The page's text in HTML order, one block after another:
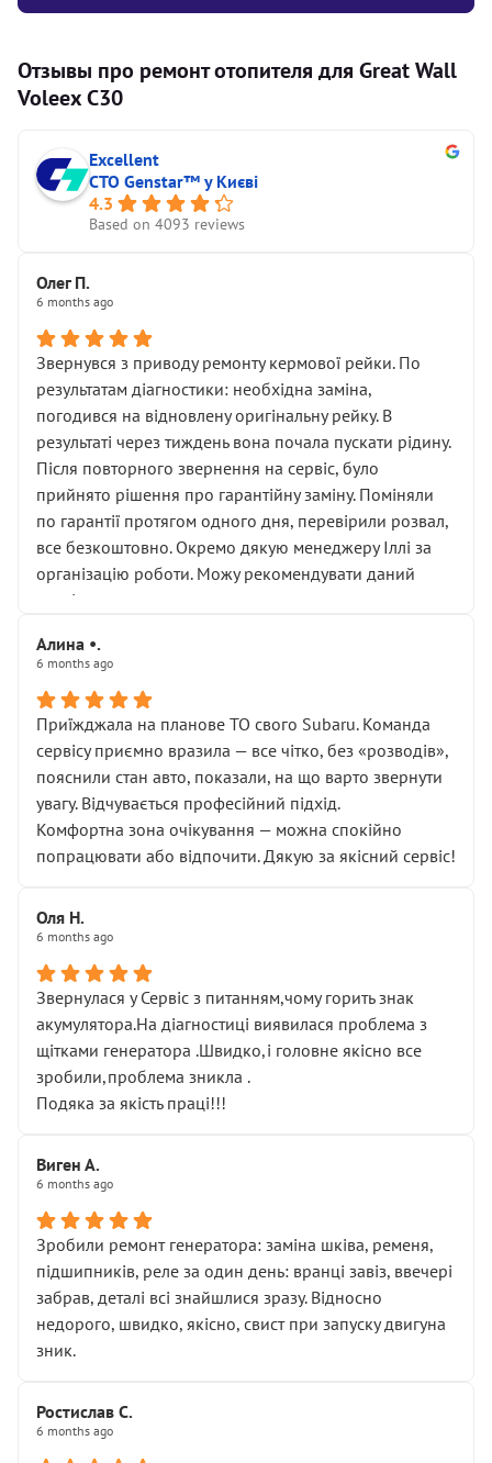
Отзывы про ремонт отопителя для Great Wall
Voleex C30
Excellent
СТО Genstar™ у Києві
4.3
Based on 4093 reviews
Олег П.
6 months ago
Звернувся з приводу ремонту кермової рейки. По
результатам діагностики: необхідна заміна,
погодився на відновлену оригінальну рейку. В
результаті через тиждень вона почала пускати рідину.
Після повторного звернення на сервіс, було
прийнято рішення про гарантійну заміну. Поміняли
по гарантії протягом одного дня, перевірили розвал,
все безкоштовно. Окремо дякую менеджеру Іллі за
організацію роботи. Можу рекомендувати даний
сервіс.
Алина •.
6 months ago
Приїжджала на планове ТО свого Subaru. Команда
сервісу приємно вразила — все чітко, без «розводів»,
пояснили стан авто, показали, на що варто звернути
увагу. Відчувається професійний підхід.
Комфортна зона очікування — можна спокійно
попрацювати або відпочити. Дякую за якісний сервіс!
Оля Н.
6 months ago
Звернулася у Сервіс з питанням,чому горить знак
акумулятора.На діагностиці виявилася проблема з
щітками генератора .Швидко,і головне якісно все
зробили,проблема зникла .
Подяка за якість праці!!!
Виген А.
6 months ago
Зробили ремонт генератора: заміна шківа, ременя,
підшипників, реле за один день: вранці завіз, ввечері
забрав, деталі всі знайшлися зразу. Відносно
недорого, швидко, якісно, свист при запуску двигуна
зник.
Ростислав С.
6 months ago